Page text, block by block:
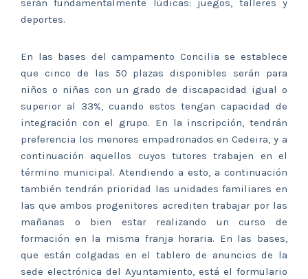
serán fundamentalmente lúdicas: juegos, talleres y
deportes.
En las bases del campamento Concilia se establece
que cinco de las 50 plazas disponibles serán para
niños o niñas con un grado de discapacidad igual o
superior al 33%, cuando estos tengan capacidad de
integración con el grupo. En la inscripción, tendrán
preferencia los menores empadronados en Cedeira, y a
continuación aquellos cuyos tutores trabajen en el
término municipal. Atendiendo a esto, a continuación
también tendrán prioridad las unidades familiares en
las que ambos progenitores acrediten trabajar por las
mañanas o bien estar realizando un curso de
formación en la misma franja horaria. En las bases,
que están colgadas en el tablero de anuncios de la
sede electrónica del Ayuntamiento, está el formulario